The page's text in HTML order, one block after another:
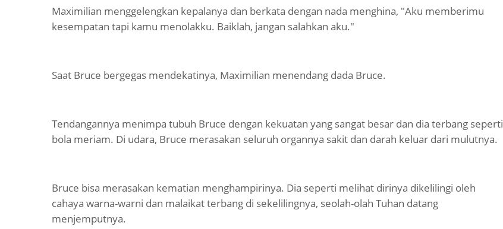
Maximilian menggelengkan kepalanya dan berkata dengan nada menghina, "Aku memberimu
kesempatan tapi kamu menolakku. Baiklah, jangan salahkan aku."
Saat Bruce bergegas mendekatinya, Maximilian menendang dada Bruce.
Tendangannya menimpa tubuh Bruce dengan kekuatan yang sangat besar dan dia terbang seperti
bola meriam. Di udara, Bruce merasakan seluruh organnya sakit dan darah keluar dari mulutnya.
Bruce bisa merasakan kematian menghampirinya. Dia seperti melihat dirinya dikelilingi oleh
cahaya warna-warni dan malaikat terbang di sekelilingnya, seolah-olah Tuhan datang
menjemputnya.